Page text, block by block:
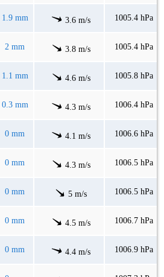
1.9 mm 3.6 m/s 1005.4 hPa
2 mm 3.8 m/s 1005.4 hPa
1.1 mm 4.6 m/s 1005.8 hPa
0.3 mm 4.3 m/s 1006.4 hPa
0 mm 4.1 m/s 1006.6 hPa
0 mm 4.3 m/s 1006.5 hPa
0 mm 5 m/s 1006.5 hPa
0 mm 4.5 m/s 1006.7 hPa
0 mm 4.4 m/s 1006.9 hPa